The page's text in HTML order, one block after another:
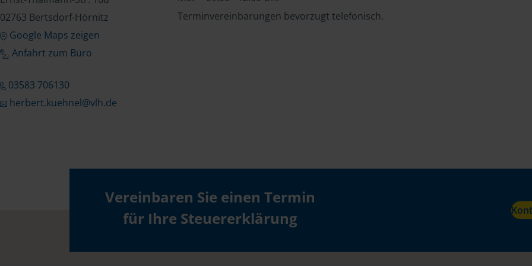
02763 Bertsdorf-Hörnitz
Google Maps zeigen
Anfahrt zum Büro
03583 706130
herbert.kuehnel@vlh.de
Terminvereinbarungen bevorzugt telefonisch.
Vereinbaren Sie einen Termin
für Ihre Steuererklärung